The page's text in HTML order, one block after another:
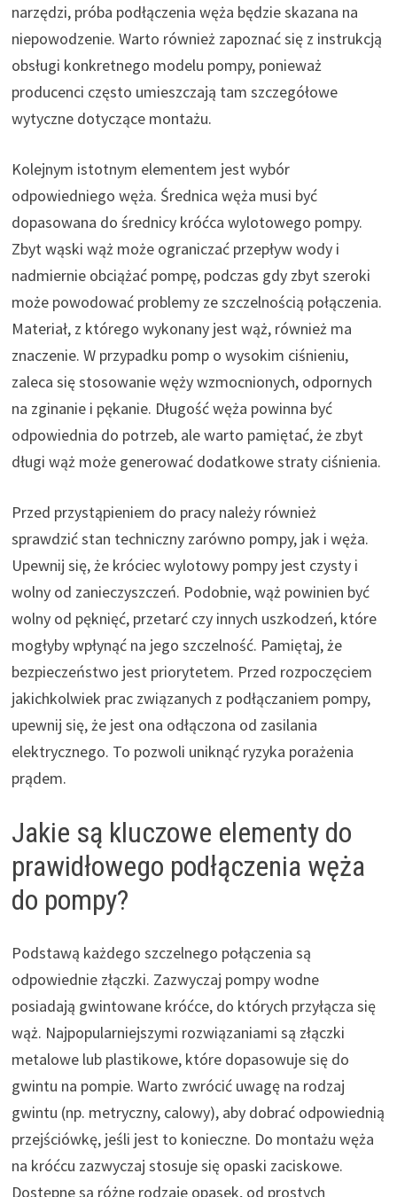
narzędzi, próba podłączenia węża będzie skazana na
niepowodzenie. Warto również zapoznać się z instrukcją
obsługi konkretnego modelu pompy, ponieważ
producenci często umieszczają tam szczegółowe
wytyczne dotyczące montażu.
Kolejnym istotnym elementem jest wybór
odpowiedniego węża. Średnica węża musi być
dopasowana do średnicy króćca wylotowego pompy.
Zbyt wąski wąż może ograniczać przepływ wody i
nadmiernie obciążać pompę, podczas gdy zbyt szeroki
może powodować problemy ze szczelnością połączenia.
Materiał, z którego wykonany jest wąż, również ma
znaczenie. W przypadku pomp o wysokim ciśnieniu,
zaleca się stosowanie węży wzmocnionych, odpornych
na zginanie i pękanie. Długość węża powinna być
odpowiednia do potrzeb, ale warto pamiętać, że zbyt
długi wąż może generować dodatkowe straty ciśnienia.
Przed przystąpieniem do pracy należy również
sprawdzić stan techniczny zarówno pompy, jak i węża.
Upewnij się, że króciec wylotowy pompy jest czysty i
wolny od zanieczyszczeń. Podobnie, wąż powinien być
wolny od pęknięć, przetarć czy innych uszkodzeń, które
mogłyby wpłynąć na jego szczelność. Pamiętaj, że
bezpieczeństwo jest priorytetem. Przed rozpoczęciem
jakichkolwiek prac związanych z podłączaniem pompy,
upewnij się, że jest ona odłączona od zasilania
elektrycznego. To pozwoli uniknąć ryzyka porażenia
prądem.
Jakie są kluczowe elementy do
prawidłowego podłączenia węża
do pompy?
Podstawą każdego szczelnego połączenia są
odpowiednie złączki. Zazwyczaj pompy wodne
posiadają gwintowane króćce, do których przyłącza się
wąż. Najpopularniejszymi rozwiązaniami są złączki
metalowe lub plastikowe, które dopasowuje się do
gwintu na pompie. Warto zwrócić uwagę na rodzaj
gwintu (np. metryczny, calowy), aby dobrać odpowiednią
przejściówkę, jeśli jest to konieczne. Do montażu węża
na króćcu zazwyczaj stosuje się opaski zaciskowe.
Dostępne są różne rodzaje opasek, od prostych